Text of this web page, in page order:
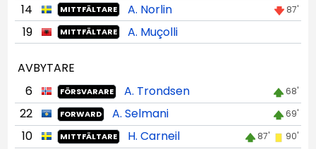
14
MITTFÄLTARE A. Norlin 87'
19 MITTFÄLTARE A. Muçolli
AVBYTARE
6
FÖRSVARARE A. Trondsen 68'
22 FORWARD A. Selmani 69'
10 MITTFÄLTARE H. Carneil 87' 90'